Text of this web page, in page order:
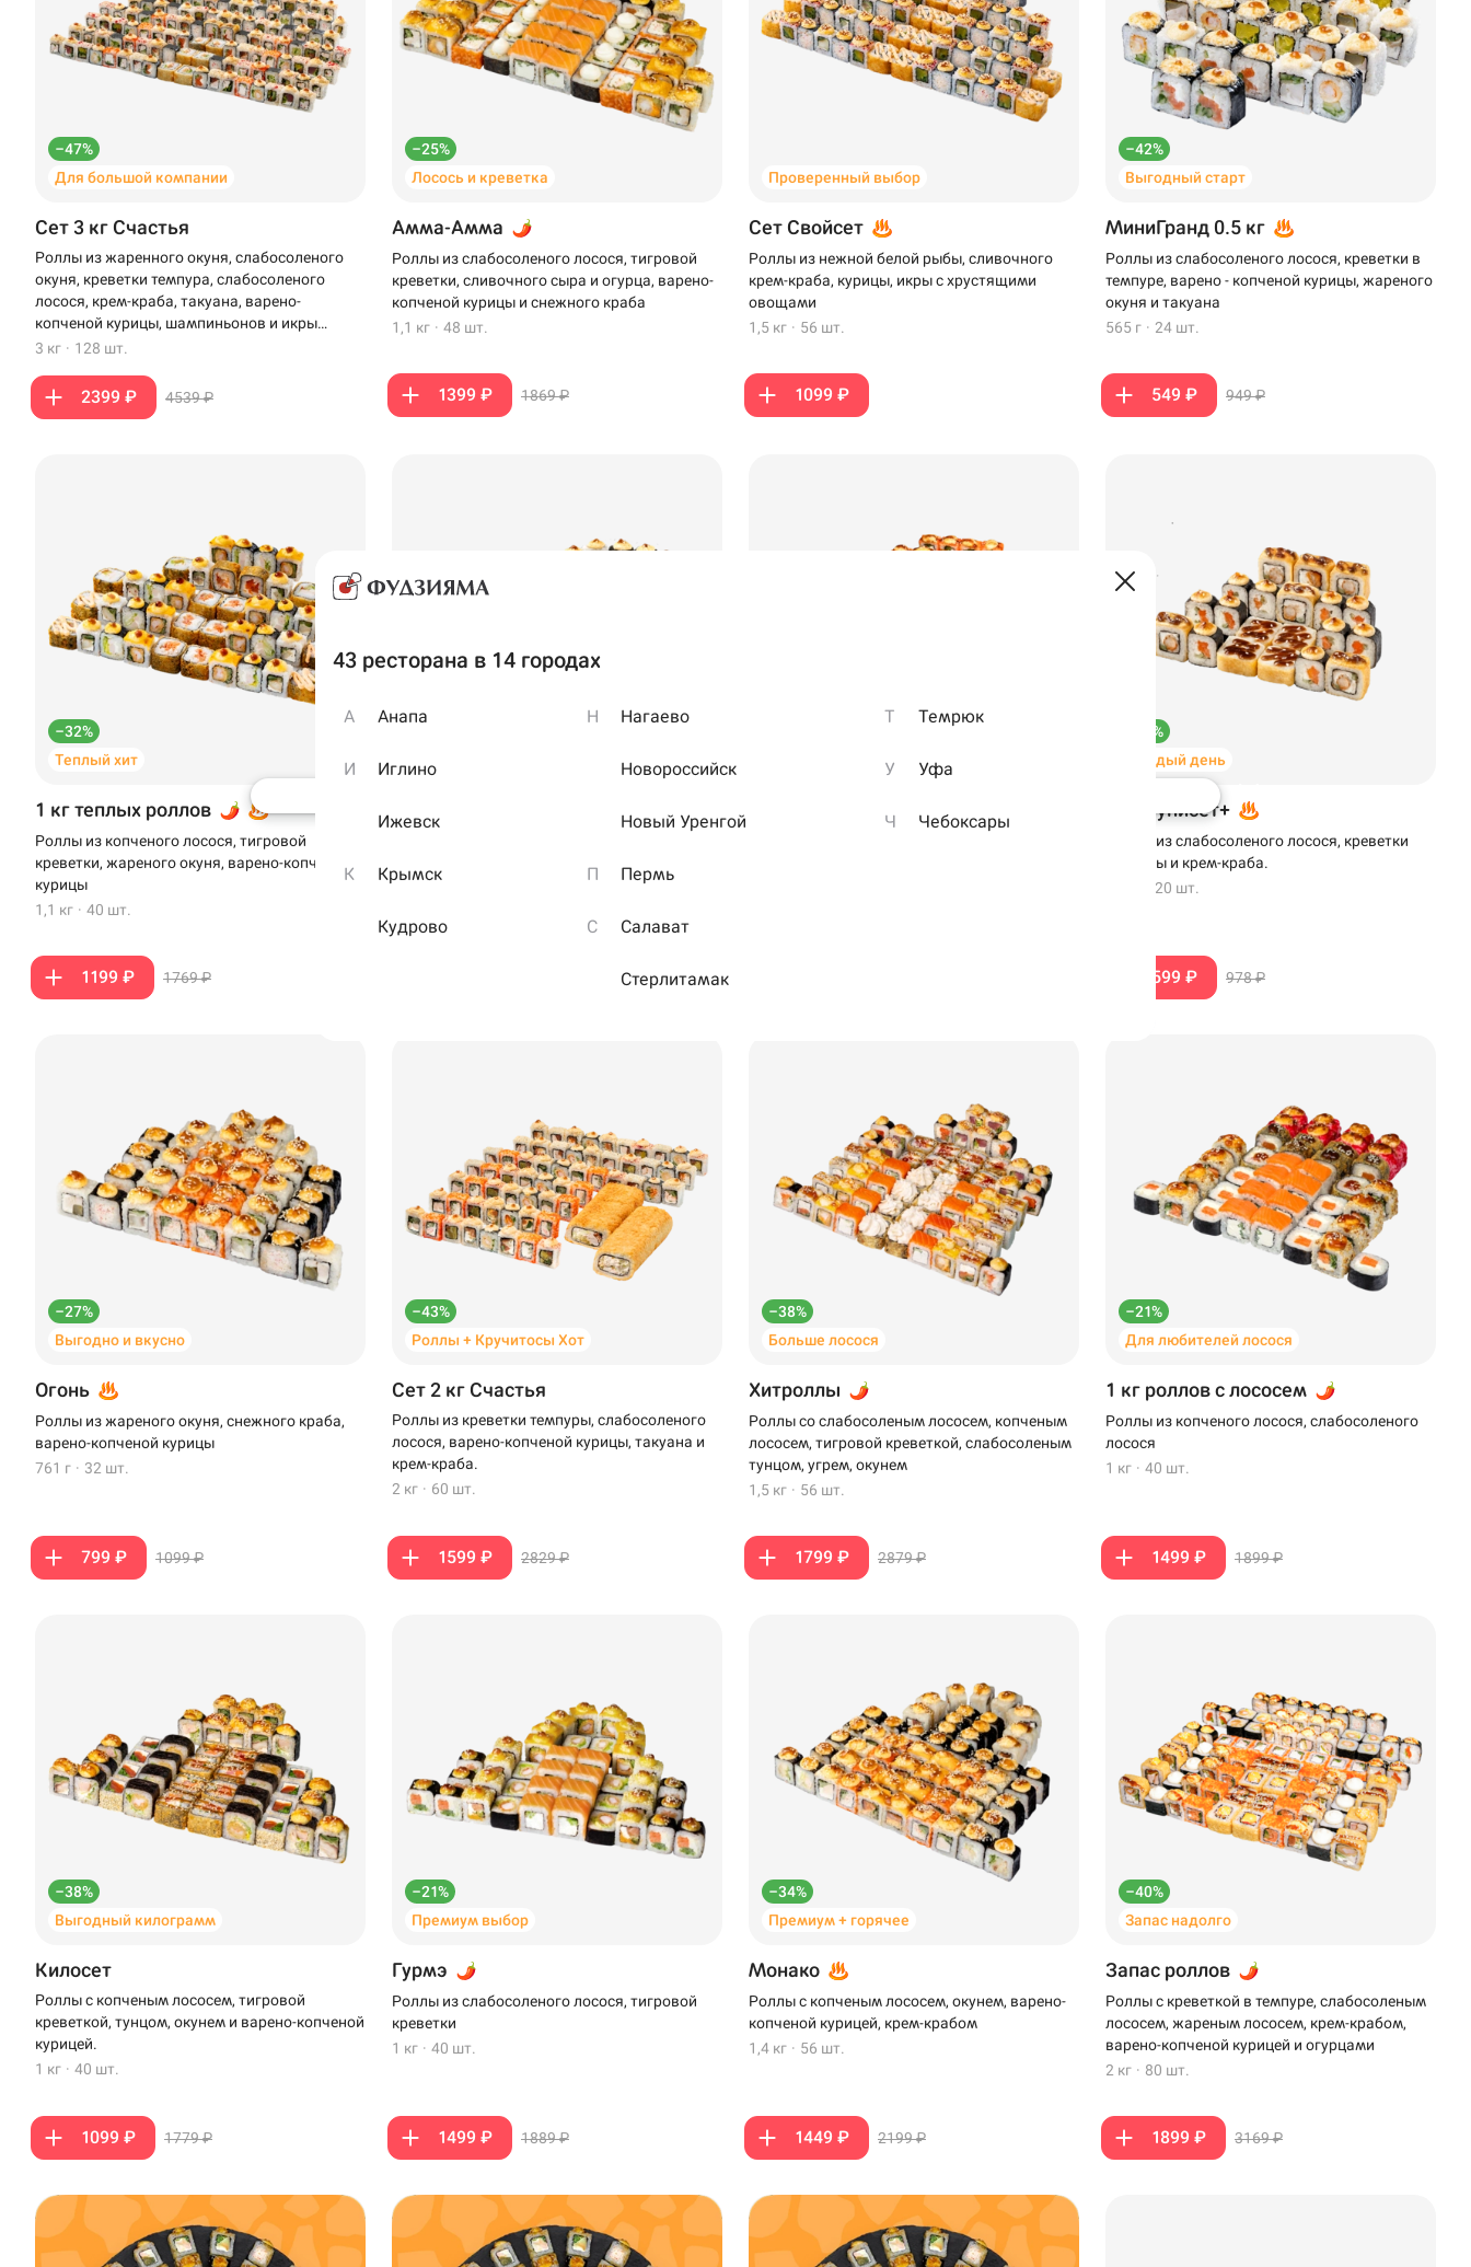
–47%
Для большой компании
Сет 3 кг Счастья
Роллы из жаренного окуня, слабосоленого
окуня, креветки темпура, слабосоленого
лосося, крем-краба, такуана, варено-
копченой курицы, шампиньонов и икры
масаго
3 кг · 128 шт.
2399 ₽ 4539 ₽
–25%
Лосось и креветка
Амма-Амма
Роллы из слабосоленого лосося, тигровой
креветки, сливочного сыра и огурца, варено-
копченой курицы и снежного краба
1,1 кг · 48 шт.
1399 ₽ 1869 ₽
Проверенный выбор
Сет Свойсет
Роллы из нежной белой рыбы, сливочного
крем-краба, курицы, икры с хрустящими
овощами
1,5 кг · 56 шт.
1099 ₽
–42%
Выгодный старт
МиниГранд 0.5 кг
Роллы из слабосоленого лосося, креветки в
темпуре, варено - копченой курицы, жареного
окуня и такуана
565 г · 24 шт.
549 ₽ 949 ₽
–32%
Теплый хит
1 кг теплых роллов
Роллы из копченого лосося, тигровой
креветки, жареного окуня, варено-копченой
курицы
1,1 кг · 40 шт.
1199 ₽ 1769 ₽
лосося.
–39%
Каждый день
Сет Куписет+
Роллы из слабосоленого лосося, креветки
темпуры и крем-краба.
20 шт.
599 ₽ 978 ₽
–27%
Выгодно и вкусно
Огонь
Роллы из жареного окуня, снежного краба,
варено-копченой курицы
761 г · 32 шт.
799 ₽ 1099 ₽
–43%
Роллы + Кручитосы Хот
Сет 2 кг Счастья
Роллы из креветки темпуры, слабосоленого
лосося, варено-копченой курицы, такуана и
крем-краба.
2 кг · 60 шт.
1599 ₽ 2829 ₽
–38%
Больше лосося
Хитроллы
Роллы со слабосоленым лососем, копченым
лососем, тигровой креветкой, слабосоленым
тунцом, угрем, окунем
1,5 кг · 56 шт.
1799 ₽ 2879 ₽
–21%
Для любителей лосося
1 кг роллов с лососем
Роллы из копченого лосося, слабосоленого
лосося
1 кг · 40 шт.
1499 ₽ 1899 ₽
–38%
Выгодный килограмм
Килосет
Роллы с копченым лососем, тигровой
креветкой, тунцом, окунем и варено-копченой
курицей.
1 кг · 40 шт.
1099 ₽ 1779 ₽
–21%
Премиум выбор
Гурмэ
Роллы из слабосоленого лосося, тигровой
креветки
1 кг · 40 шт.
1499 ₽ 1889 ₽
–34%
Премиум + горячее
Монако
Роллы с копченым лососем, окунем, варено-
копченой курицей, крем-крабом
1,4 кг · 56 шт.
1449 ₽ 2199 ₽
–40%
Запас надолго
Запас роллов
Роллы с креветкой в темпуре, слабосоленым
лососем, жареным лососем, крем-крабом,
варено-копченой курицей и огурцами
2 кг · 80 шт.
1899 ₽ 3169 ₽
43 ресторана в 14 городах
А Анапа
И Иглино
Ижевск
К Крымск
Кудрово
Н Нагаево
Новороссийск
Новый Уренгой
П Пермь
С Салават
Стерлитамак
Т Темрюк
У Уфа
Ч Чебоксары
Способ получения
Доставка Самовывоз
стоимость доставки и наличие товара в